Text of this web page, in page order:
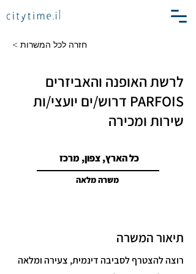
< חזרה לכל המשרות
לרשת האופנה והאביזרים
PARFOIS דרוש/ים יועצי/ות
שירות ומכירה
כל הארץ, צפון, מרכז
משרה מלאה
תיאור המשרה
רוצה להצטרף לסביבה דינמית, צעירה ומלאה